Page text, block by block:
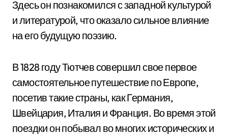
Здесь он познакомился с западной культурой
и литературой, что оказало сильное влияние
на его будущую поэзию.
В 1828 году Тютчев совершил свое первое
самостоятельное путешествие по Европе,
посетив такие страны, как Германия,
Швейцария, Италия и Франция. Во время этой
поездки он побывал во многих исторических и